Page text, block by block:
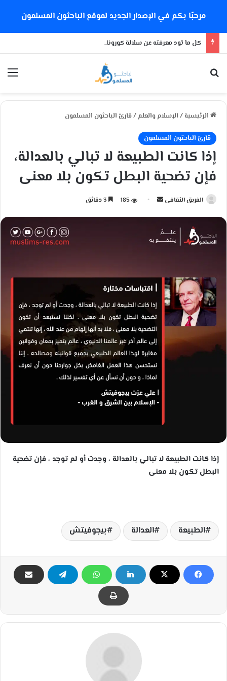
مرحبًا بكم في الإصدار الجديد لموقع الباحثون المسلمون
كل ما تود معرفته عن سلالة كورونا الجديدة
الرئيسية / الإسلام والعلم/قارئ الباحثون المسلمون
قارئ الباحثون المسلمون
إذا كانت الطبيعة لا تبالي بالعدالة،
فإن تضحية البطل تكون بلا معنى
الفريق الثقافي
ل
د
إ
ل
ك
ت
ر
و
ن
ي
185
إذا كانت الطبيعة لا تبالي بالعدالة ، وجدت أو لم توجد ، فإن تضحية
البطل تكون بلا معنى
الطبيعة العدالة بيجوفيتش